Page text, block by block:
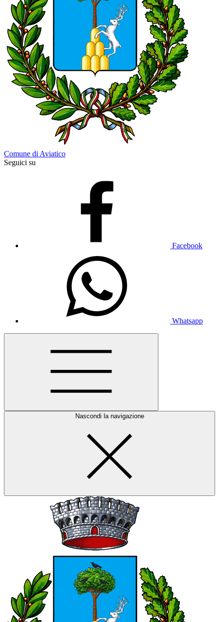
Comune di Aviatico
Seguici su
Facebook
Whatsapp
Nascondi la navigazione